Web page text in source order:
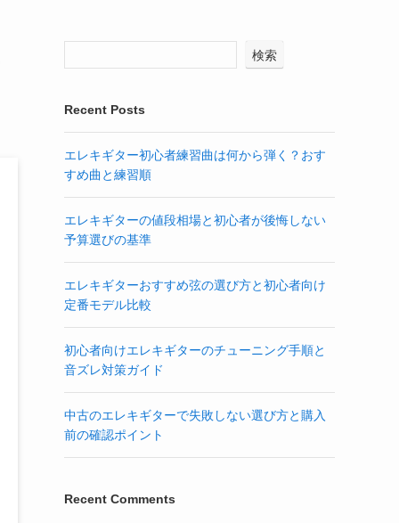
検索
Recent Posts
エレキギター初心者練習曲は何から弾く？おす
すめ曲と練習順
エレキギターの値段相場と初心者が後悔しない
予算選びの基準
エレキギターおすすめ弦の選び方と初心者向け
定番モデル比較
初心者向けエレキギターのチューニング手順と
音ズレ対策ガイド
中古のエレキギターで失敗しない選び方と購入
前の確認ポイント
Recent Comments